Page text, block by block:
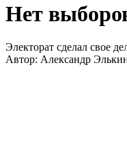
Нет
Электорат сделал свое
Автор: Александр